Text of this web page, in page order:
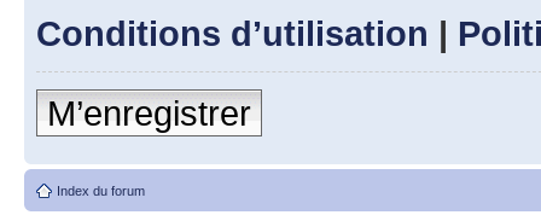
Conditions d’utilisation |
M’enregistrer
Index du forum